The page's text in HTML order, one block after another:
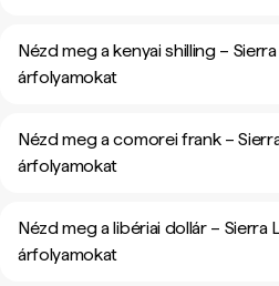
Nézd meg a kenyai shilling –
árfolyamokat
Nézd meg a comorei frank –
árfolyamokat
Nézd meg a libériai dollár – Sierra
árfolyamokat